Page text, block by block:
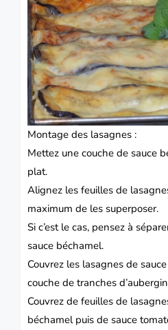
Montage des lasagnes :
Mettez une couche de sauce
plat.
Alignez les feuilles de
maximum de les superposer.
Si c’est le cas, pensez à
sauce béchamel.
Couvrez les lasagnes de
couche de tranches
Couvrez de feuilles de
béchamel puis de sauce